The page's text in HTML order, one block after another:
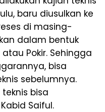
baru diusulkan ke
di masing-
dalam bentuk
Pokir. Sehingga
bisa
sebelumnya.
bisa
Saiful.